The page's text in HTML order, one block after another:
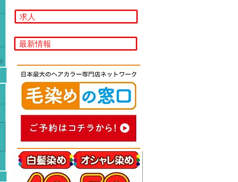
求人
最新情報